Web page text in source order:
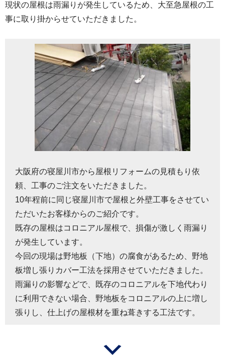
現状の屋根は雨漏りが発生しているため、大至急屋根の工
事に取り掛からせていただきました。
大阪府の寝屋川市から屋根リフォームの見積もり依
頼、工事のご注文をいただきました。
10年程前に同じ寝屋川市で屋根と外壁工事をさせてい
ただいたお客様からのご紹介です。
既存の屋根はコロニアル屋根で、損傷が激しく雨漏り
が発生しています。
今回の現場は野地板（下地）の腐食があるため、野地
板増し張りカバー工法を採用させていただきました。
雨漏りの影響などで、既存のコロニアルを下地代わり
に利用できない場合、野地板をコロニアルの上に増し
張りし、仕上げの屋根材を重ね葺きする工法です。